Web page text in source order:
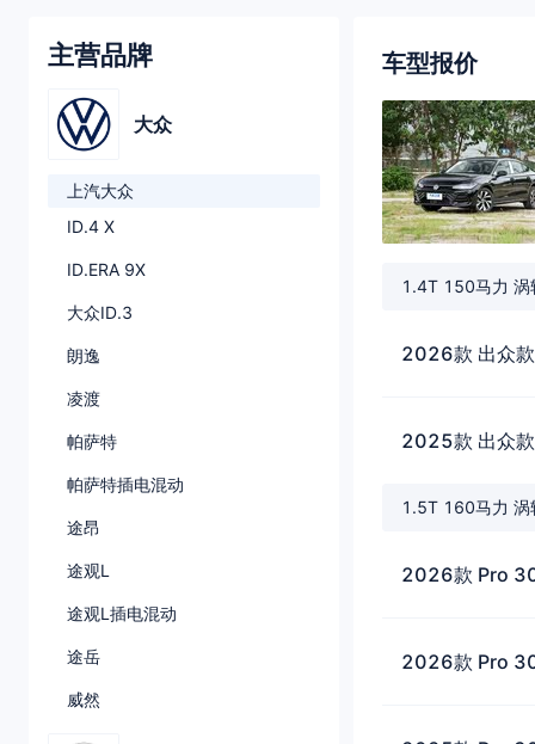
主营品牌
大众
上汽大众
ID.4 X
ID.ERA 9X
大众ID.3
朗逸
凌渡
帕萨特
帕萨特插电混动
途昂
途观L
途观L插电混动
途岳
威然
车型报价
1.4T 150马力 涡
2026款 出众
2025款 出众
1.5T 160马力 涡
2026款 Pro
2026款 Pro